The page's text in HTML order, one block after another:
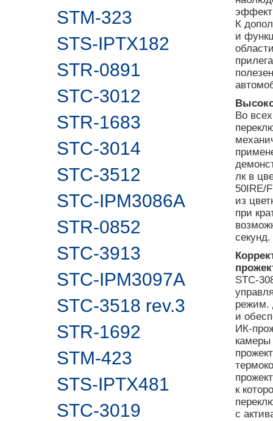
STM-323
STS-IPTX182
STR-0891
STC-3012
STR-1683
STC-3014
STC-3512
STC-IPM3086A
STR-0852
STC-3913
STC-IPM3097A
STC-3518 rev.3
STR-1692
STM-423
STS-IPTX481
STC-3019
К
и
Во
лк в
50IRE/
из
при
секунд.
STC-
режим.
и
ИК-
к
с